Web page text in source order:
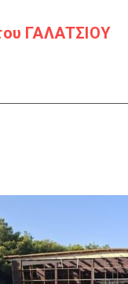
ΓΑΛΑΤΣΙΟΥ